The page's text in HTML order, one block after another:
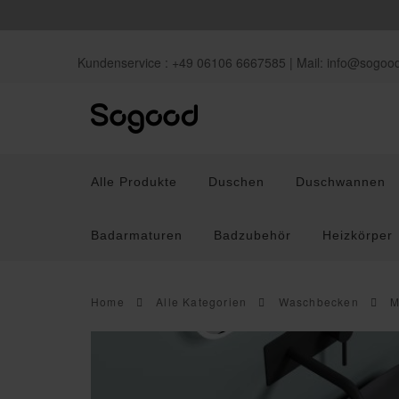
Kundenservice : +49 06106 6667585 | Mail:
Alle Produkte
Duschwannen
Duschen Duschwannen
Badarmaturen Badzubehör Heizkörper
Home Alle Kategorien Waschbecken